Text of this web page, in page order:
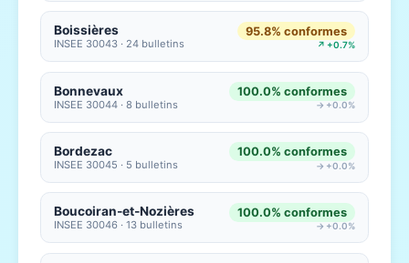
Boissières
INSEE 30043 · 24 bulletins
95.8% conformes
↗ +0.7%
Bonnevaux
INSEE 30044 · 8 bulletins
100.0% conformes
→ +0.0%
Bordezac
INSEE 30045 · 5 bulletins
100.0% conformes
→ +0.0%
Boucoiran-et-Nozières
INSEE 30046 · 13 bulletins
100.0% conformes
→ +0.0%